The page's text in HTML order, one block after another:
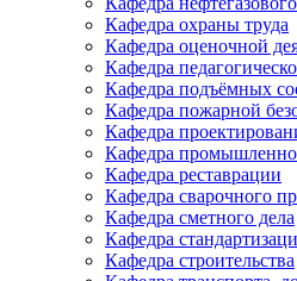
Кафедра охраны труда
Кафедра оценочной
Кафедра
Кафедра подъёмных
Кафедра пожарной
Кафедра
Кафедра
Кафедра реставрации
Кафедра сварочного
Кафедра сметного дела
Кафедра
Кафедра строительства